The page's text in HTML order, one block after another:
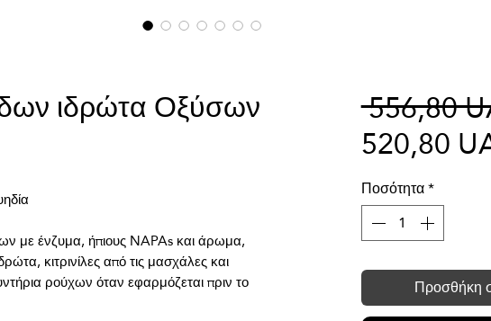
ιδρώτα Οξύσων
με ένζυμα, ήπιους NAPAs και άρωμα,
κιτρινίλες από τις μασχάλες και
ρούχων όταν εφαρμόζεται πριν το
556,80
520,80
Ποσότητα*
Προσθήκη